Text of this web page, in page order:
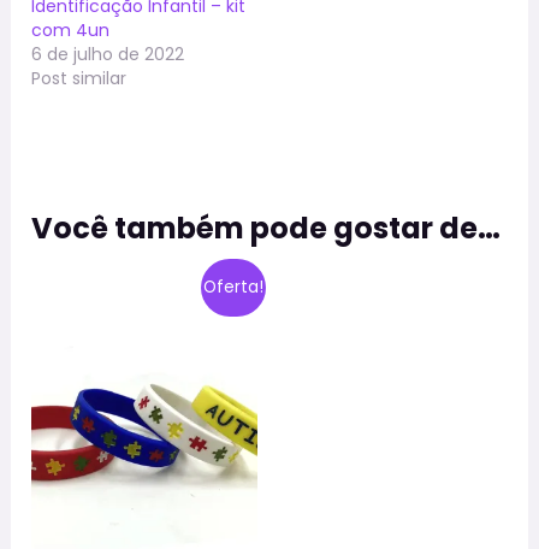
Identificação Infantil – kit
com 4un
6 de julho de 2022
Post similar
Você também pode gostar de…
Oferta!
O
preço
atual
Este
produto
variantes.
As
opções